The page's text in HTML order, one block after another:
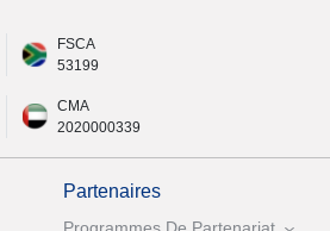
FSCA
53199
CMA
2020000339
Partenaires